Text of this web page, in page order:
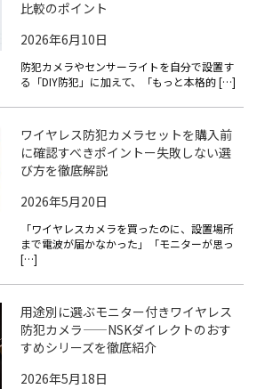
比較のポイント
2026年6月10日
防犯カメラやセンサーライトを自分で設置す
る「DIY防犯」に加えて、「もっと本格的 […]
ワイヤレス防犯カメラセットを購入前
に確認すべきポイントー失敗しない選
び方を徹底解説
2026年5月20日
「ワイヤレスカメラを買ったのに、設置場所
まで電波が届かなかった」「モニターが思っ
[…]
用途別に選ぶモニター付きワイヤレス
防犯カメラ——NSKダイレクトのおす
すめシリーズを徹底紹介
2026年5月18日